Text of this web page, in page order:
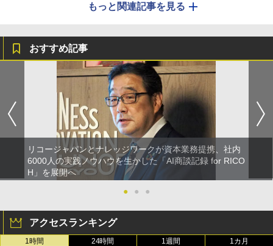
もっと関連記事を見る
おすすめ記事
リコージャパンとナレッジワークが資本業務提携、社内
6000人の実践ノウハウを生かした「AI商談記録 for RICO
H」を展開へ
●
● ●
アクセスランキング
1時間 24時間 1週間 1カ月